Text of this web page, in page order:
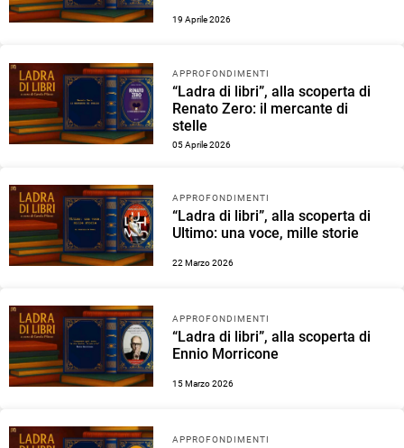
19 Aprile 2026
APPROFONDIMENTI
“Ladra di libri”, alla scoperta di
Renato Zero: il mercante di
stelle
05 Aprile 2026
APPROFONDIMENTI
“Ladra di libri”, alla scoperta di
Ultimo: una voce, mille storie
22 Marzo 2026
APPROFONDIMENTI
“Ladra di libri”, alla scoperta di
Ennio Morricone
15 Marzo 2026
APPROFONDIMENTI